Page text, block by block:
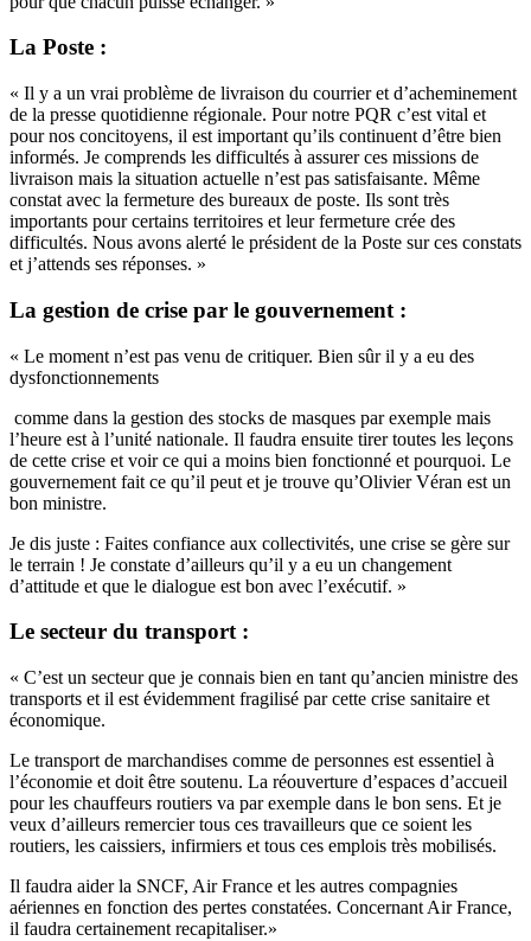
La Poste :
« Il y a un vrai problème de livraison du courrier et d’acheminement
de la presse quotidienne régionale. Pour notre PQR c’est vital et
pour nos concitoyens, il est important qu’ils continuent d’être bien
informés. Je comprends les difficultés à assurer ces missions de
livraison mais la situation actuelle n’est pas satisfaisante. Même
constat avec la fermeture des bureaux de poste. Ils sont très
importants pour certains territoires et leur fermeture crée des
difficultés. Nous avons alerté le président de la Poste sur ces constats
et j’attends ses réponses. »
La gestion de crise par le gouvernement :
« Le moment n’est pas venu de critiquer. Bien sûr il y a eu des
dysfonctionnements
comme dans la gestion des stocks de masques par exemple mais
l’heure est à l’unité nationale. Il faudra ensuite tirer toutes les leçons
de cette crise et voir ce qui a moins bien fonctionné et pourquoi. Le
gouvernement fait ce qu’il peut et je trouve qu’Olivier Véran est un
bon ministre.
Je dis juste : Faites confiance aux collectivités, une crise se gère sur
le terrain ! Je constate d’ailleurs qu’il y a eu un changement
d’attitude et que le dialogue est bon avec l’exécutif. »
Le secteur du transport :
« C’est un secteur que je connais bien en tant qu’ancien ministre des
transports et il est évidemment fragilisé par cette crise sanitaire et
économique.
Le transport de marchandises comme de personnes est essentiel à
l’économie et doit être soutenu. La réouverture d’espaces d’accueil
pour les chauffeurs routiers va par exemple dans le bon sens. Et je
veux d’ailleurs remercier tous ces travailleurs que ce soient les
routiers, les caissiers, infirmiers et tous ces emplois très mobilisés.
Il faudra aider la SNCF, Air France et les autres compagnies
aériennes en fonction des pertes constatées. Concernant Air France,
il faudra certainement recapitaliser.»